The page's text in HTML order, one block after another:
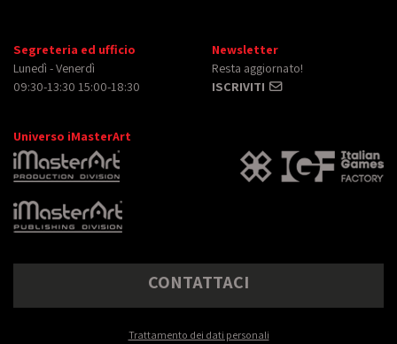
Segreteria ed ufficio
Lunedì - Venerdì
09:30-13:30 15:00-18:30
Newsletter
Resta aggiornato!
ISCRIVITI
Universo iMasterArt
CONTATTACI
Trattamento dei dati personali